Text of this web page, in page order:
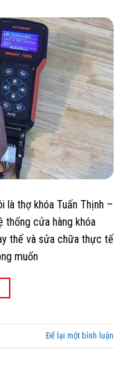
là thợ khóa Tuấn Thịnh –
thống cửa hàng khóa
thế và sửa chữa thực tế
muốn
Để lại một bình luận